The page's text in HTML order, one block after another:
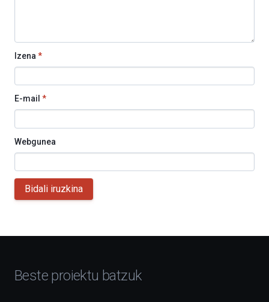
Izena *
E-mail *
Webgunea
Bidali iruzkina
Beste proiektu batzuk